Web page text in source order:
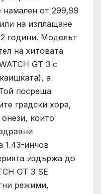
от 299,99
на изплащане
години. Моделът
на хитовата
GT 3 с
а
посреща
градски хора,
които
1.43-инчов
издържа до
GT 3 SE
режими,